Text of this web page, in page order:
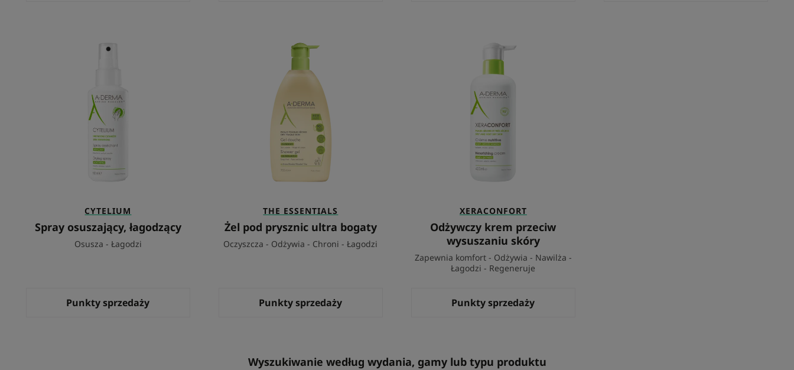
osuszający,
CYTELIUM
Spray osuszający, łagodzący
Osusza - Łagodzi
Punkty sprzedaży
pod
prysznic
ultra
bogaty
THE ESSENTIALS
Żel pod prysznic ultra bogaty
Oczyszcza - Odżywia - Chroni - Łagodzi
Punkty sprzedaży
krem
przeciw
wysuszaniu
skóry
XERACONFORT
Odżywczy krem przeciw
wysuszaniu skóry
Zapewnia komfort - Odżywia - Nawilża -
Łagodzi - Regeneruje
Punkty sprzedaży
Wyszukiwanie według wydania, gamy lub typu produktu